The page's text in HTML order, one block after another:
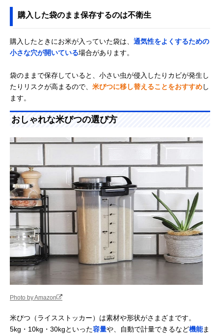
購入した袋のまま保存するのは不衛生
購入したときにお米が入っていた袋は、 通気性をよくするための
小さな穴が開いている場合があります。
袋のままで保存していると、小さい虫が侵入したりカビが発生し
たりリスクが高まるので、 米びつに移し替えることをおすすめし
ます。
おしゃれな米びつの選び方
Photo by Amazon
米びつ（ライスストッカー）は素材や形状がさまざまです。
5kg・10kg・30kgといった容量や、自動で計量できるなど機能ま